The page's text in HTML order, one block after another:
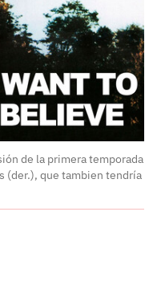
de la primera temporada
(der.), que tambien tendría